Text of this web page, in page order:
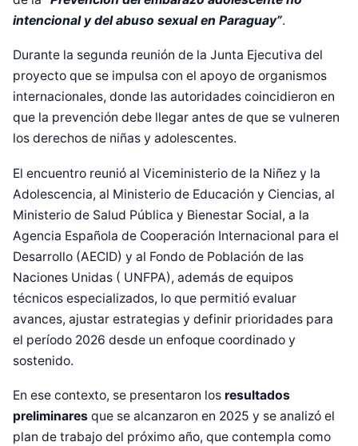
intencional y del abuso sexual en Paraguay”.
Durante la segunda reunión de la Junta Ejecutiva del
proyecto que se impulsa con el apoyo de organismos
internacionales, donde las autoridades coincidieron en
que la prevención debe llegar antes de que se vulneren
los derechos de niñas y adolescentes.
El encuentro reunió al Viceministerio de la Niñez y la
Adolescencia, al Ministerio de Educación y Ciencias, al
Ministerio de Salud Pública y Bienestar Social, a la
Agencia Española de Cooperación Internacional para el
Desarrollo (AECID) y al Fondo de Población de las
Naciones Unidas ( UNFPA), además de equipos
técnicos especializados, lo que permitió evaluar
avances, ajustar estrategias y definir prioridades para
el período 2026 desde un enfoque coordinado y
sostenido.
En ese contexto, se presentaron los resultados
preliminares que se alcanzaron en 2025 y se analizó el
plan de trabajo del próximo año, que contempla como